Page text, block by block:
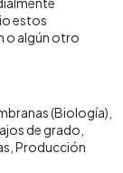
estos
o algún otro
(Biología)
de grado
Producción